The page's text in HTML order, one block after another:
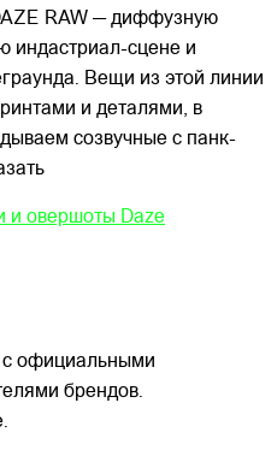
RAW — диффузную
индастриал-сцене и
Вещи из этой линии
и деталями, в
созвучные с панк-
и овершоты Daze
с официальными
брендов.